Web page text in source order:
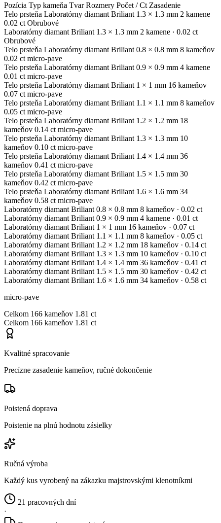
Pozícia Typ kameňa Tvar Rozmery Počet / Ct Zasadenie
Telo prsteňa Laboratórny diamant Briliant 1.3 × 1.3 mm 2 kamene
0.02 ct Obrubové
Laboratórny diamant Briliant 1.3 × 1.3 mm 2 kamene · 0.02 ct
Obrubové
Telo prsteňa Laboratórny diamant Briliant 0.8 × 0.8 mm 8 kameňov
0.02 ct micro-pave
Telo prsteňa Laboratórny diamant Briliant 0.9 × 0.9 mm 4 kamene
0.01 ct micro-pave
Telo prsteňa Laboratórny diamant Briliant 1 × 1 mm 16 kameňov
0.07 ct micro-pave
Telo prsteňa Laboratórny diamant Briliant 1.1 × 1.1 mm 8 kameňov
0.05 ct micro-pave
Telo prsteňa Laboratórny diamant Briliant 1.2 × 1.2 mm 18
kameňov 0.14 ct micro-pave
Telo prsteňa Laboratórny diamant Briliant 1.3 × 1.3 mm 10
kameňov 0.10 ct micro-pave
Telo prsteňa Laboratórny diamant Briliant 1.4 × 1.4 mm 36
kameňov 0.41 ct micro-pave
Telo prsteňa Laboratórny diamant Briliant 1.5 × 1.5 mm 30
kameňov 0.42 ct micro-pave
Telo prsteňa Laboratórny diamant Briliant 1.6 × 1.6 mm 34
kameňov 0.58 ct micro-pave
Laboratórny diamant Briliant 0.8 × 0.8 mm 8 kameňov · 0.02 ct
Laboratórny diamant Briliant 0.9 × 0.9 mm 4 kamene · 0.01 ct
Laboratórny diamant Briliant 1 × 1 mm 16 kameňov · 0.07 ct
Laboratórny diamant Briliant 1.1 × 1.1 mm 8 kameňov · 0.05 ct
Laboratórny diamant Briliant 1.2 × 1.2 mm 18 kameňov · 0.14 ct
Laboratórny diamant Briliant 1.3 × 1.3 mm 10 kameňov · 0.10 ct
Laboratórny diamant Briliant 1.4 × 1.4 mm 36 kameňov · 0.41 ct
Laboratórny diamant Briliant 1.5 × 1.5 mm 30 kameňov · 0.42 ct
Laboratórny diamant Briliant 1.6 × 1.6 mm 34 kameňov · 0.58 ct
micro-pave
Celkom 166 kameňov 1.81 ct
Celkom 166 kameňov 1.81 ct
Kvalitné spracovanie
Precízne zasadenie kameňov, ručné dokončenie
Poistená doprava
Poistenie na plnú hodnotu zásielky
Ručná výroba
Každý kus vyrobený na zákazku majstrovskými klenotníkmi
21 pracovných dní
·